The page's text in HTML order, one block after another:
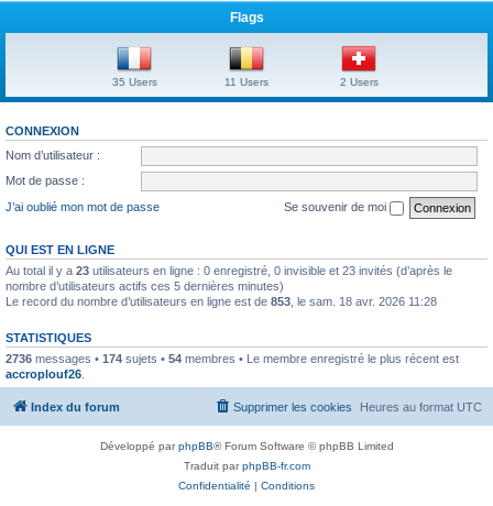
Flags
35 Users 11 Users 2 Users
CONNEXION
Nom d’utilisateur :
Mot de passe :
J’ai oublié mon mot de passe
Se souvenir de moi
QUI EST EN LIGNE
Au total il y a 23 utilisateurs en ligne : 0 enregistré, 0 invisible et 23 invités (d’après le
nombre d’utilisateurs actifs ces 5 dernières minutes)
Le record du nombre d’utilisateurs en ligne est de 853 , le sam. 18 avr. 2026 11:28
STATISTIQUES
2736 messages • 174 sujets • 54 membres • Le membre enregistré le plus récent est
accroplouf26
Index du forum Heures au format UTC
Supprimer les cookies
Développé parphpBB® Forum Software © phpBB Limited
Traduit parphpBB-fr.com
Confidentialité | Conditions